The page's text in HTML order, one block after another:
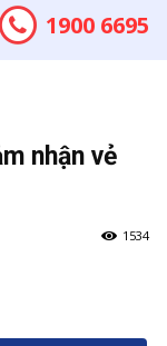
1900 6695
nhận vẻ
1534